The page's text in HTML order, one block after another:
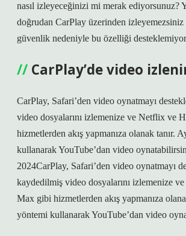
nasıl izleyeceğinizi mi merak ediyorsunuz?
doğrudan CarPlay üzerinden
güvenlik nedeniyle bu özelliği
CarPlay’de video
CarPlay, Safari’den video oynatmayı
video dosyalarını izlemenize ve Netflix ve
hizmetlerden akış yapmanıza olanak tanır.
kullanarak YouTube’dan video
2024CarPlay, Safari’den video oynatmayı
kaydedilmiş video dosyalarını izlemenize
Max gibi hizmetlerden akış yapmanıza
yöntemi kullanarak YouTube’dan video